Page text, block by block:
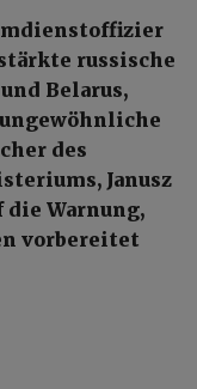
russische
Belarus,
des
Janusz
die Warnung,
vorbereitet